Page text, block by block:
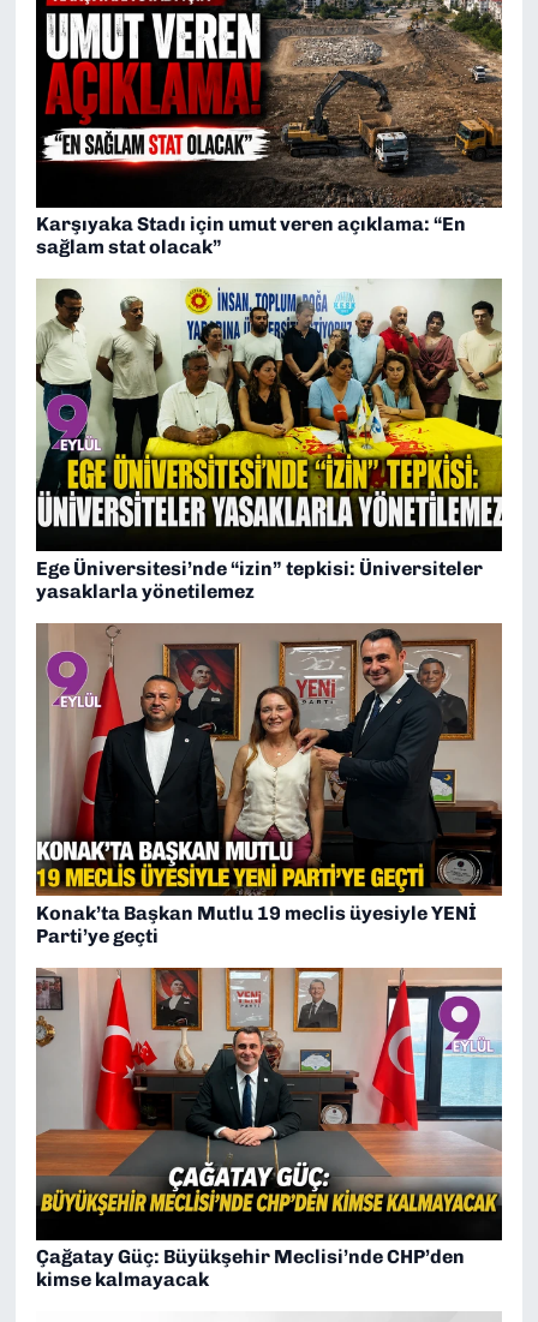
Karşıyaka Stadı için umut veren açıklama: “En
sağlam stat olacak”
Ege Üniversitesi’nde “izin” tepkisi: Üniversiteler
yasaklarla yönetilemez
Konak’ta Başkan Mutlu 19 meclis üyesiyle YENİ
Parti’ye geçti
Çağatay Güç: Büyükşehir Meclisi’nde CHP’den
kimse kalmayacak